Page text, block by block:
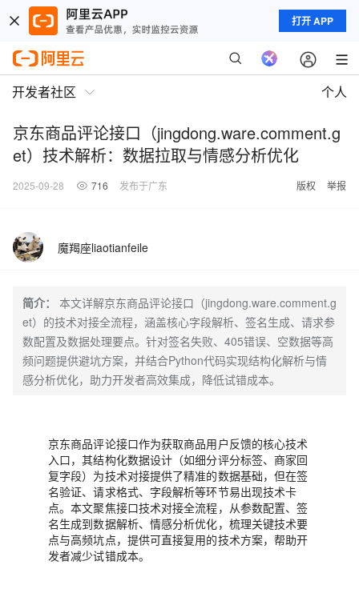
打开 APP
开发者社区 个人
京东商品评论接口（jingdong.ware.comment.g
et）技术解析：数据拉取与情感分析优化
2025-09-28 716 发布于广东 版权 举报
魔羯座liaotianfeile
简介：
本文详解京东商品评论接口（jingdong.ware.comment.g
et）的技术对接全流程，涵盖核心字段解析、签名生成、请求参
数配置及数据处理要点。针对签名失败、405错误、空数据等高
频问题提供避坑方案，并结合Python代码实现结构化解析与情
感分析优化，助力开发者高效集成，降低试错成本。
京东商品评论接口作为获取商品用户反馈的核心技术
入口，其结构化数据设计（如细分评分标签、商家回
复字段）为技术对接提供了精准的数据基础，但在签
名验证、请求格式、字段解析等环节易出现技术卡
点。本文聚焦接口技术对接全流程，从参数配置、签
名生成到数据解析、情感分析优化，梳理关键技术要
点与高频坑点，提供可直接复用的技术方案，帮助开
发者减少试错成本。